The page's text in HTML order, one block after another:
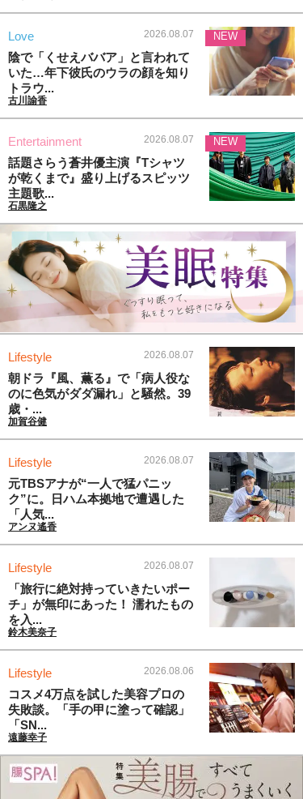
Love 2026.08.07
陰で「くせえババア」と言われて
いた…年下彼氏のウラの顔を知り
トラウ...
古川諭香
NEW
Entertainment 2026.08.07
話題さらう蒼井優主演『Tシャツ
が乾くまで』盛り上げるスピッツ
主題歌...
石黒隆之
NEW
Lifestyle 2026.08.07
朝ドラ『風、薫る』で「病人役な
のに色気がダダ漏れ」と騒然。39
歳・...
加賀谷健
Lifestyle 2026.08.07
元TBSアナが“一人で猛パニッ
ク”に。日ハム本拠地で遭遇した
「人気...
アンヌ遙香
Lifestyle 2026.08.07
「旅行に絶対持っていきたいポー
チ」が無印にあった！ 濡れたもの
を入...
鈴木美奈子
Lifestyle 2026.08.06
コスメ4万点を試した美容プロの
失敗談。「手の甲に塗って確認」
「SN...
遠藤幸子